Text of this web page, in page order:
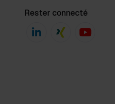
Rester connecté